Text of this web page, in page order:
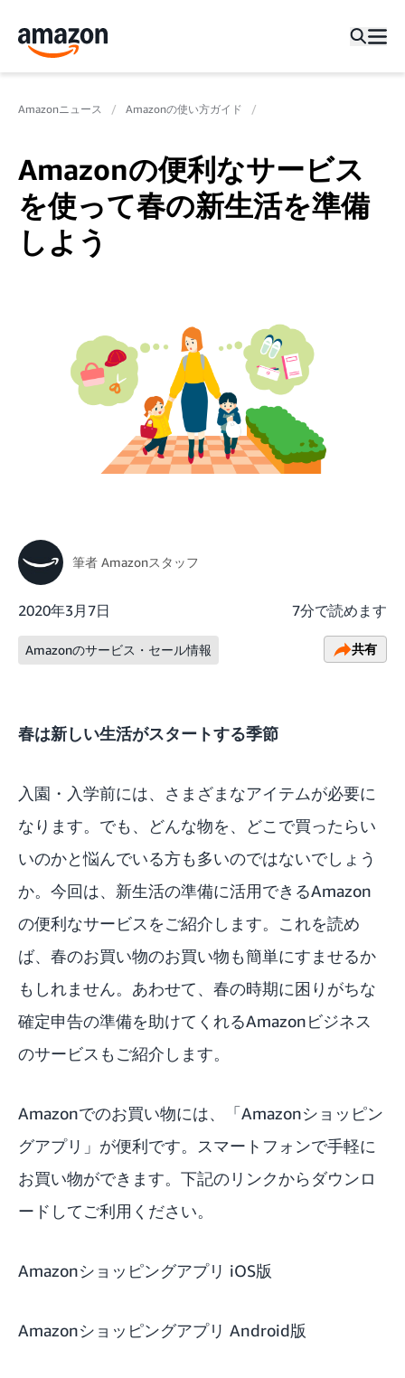
Amazonニュース Amazonの使い方ガイド
Amazonの便利なサービス
を使って春の新生活を準備
しよう
筆者 Amazonスタッフ
2020年3月7日 7分で読めます
Amazonのサービス・セール情報 共有
春は新しい生活がスタートする季節
入園・入学前には、さまざまなアイテムが必要に
なります。でも、どんな物を、どこで買ったらい
いのかと悩んでいる方も多いのではないでしょう
か。今回は、新生活の準備に活用できるAmazon
の便利なサービスをご紹介します。これを読め
ば、春のお買い物のお買い物も簡単にすませるか
もしれません。あわせて、春の時期に困りがちな
確定申告の準備を助けてくれるAmazonビジネス
のサービスもご紹介します。
Amazonでのお買い物には、「Amazonショッピン
グアプリ」が便利です。スマートフォンで手軽に
お買い物ができます。下記のリンクからダウンロ
ードしてご利用ください。
Amazonショッピングアプリ iOS版
Amazonショッピングアプリ Android版